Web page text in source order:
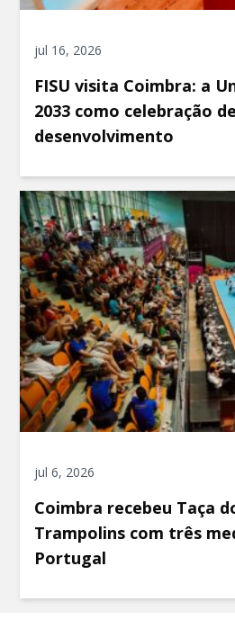
jul 16, 2026
FISU visita Coimbra: a
2033 como celebração
desenvolvimento
jul 6, 2026
Coimbra recebeu Taça
Trampolins com três
Portugal